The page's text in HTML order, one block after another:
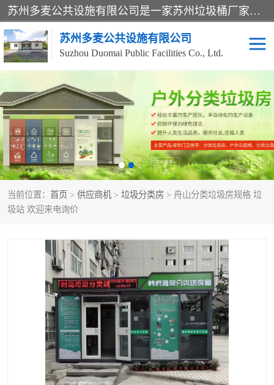
苏州多麦公共设施有限公司是一家苏州垃圾桶厂家，主营：塑料垃圾桶、分类果皮箱、户外园林椅、保安岗亭等产品厂家。全国统一热线电话：17105580222。公司组建完善的团队。设计人员，能根据客户要求，提供适合的设计方案，来满足客户的需求。
苏州多麦公共设施有限公司
Suzhou Duomai Public Facilities Co., Ltd.
当前位置： 首页 > 供应商机 > 垃圾分类房 > 舟山分类垃圾房规格 垃
圾站 欢迎来电询价
办公室脚踩垃圾桶 保安岗亭
分类果皮箱 公园椅
垃圾分类房 塑料垃圾桶
防疫岗亭 吸烟岗亭